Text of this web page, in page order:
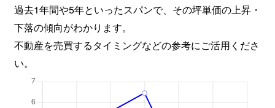
過去1年間や5年といったスパンで、その坪単価の上昇・
下落の傾向がわかります。
不動産を売買するタイミングなどの参考にご活用くださ
い。